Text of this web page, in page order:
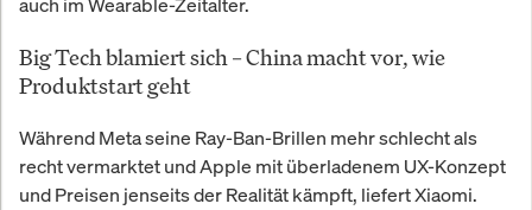
Big Tech blamiert sich – China macht vor, wie
Produktstart geht
Während Meta seine Ray-Ban-Brillen mehr schlecht als
recht vermarktet und Apple mit überladenem UX-Konzept
und Preisen jenseits der Realität kämpft, liefert Xiaomi.